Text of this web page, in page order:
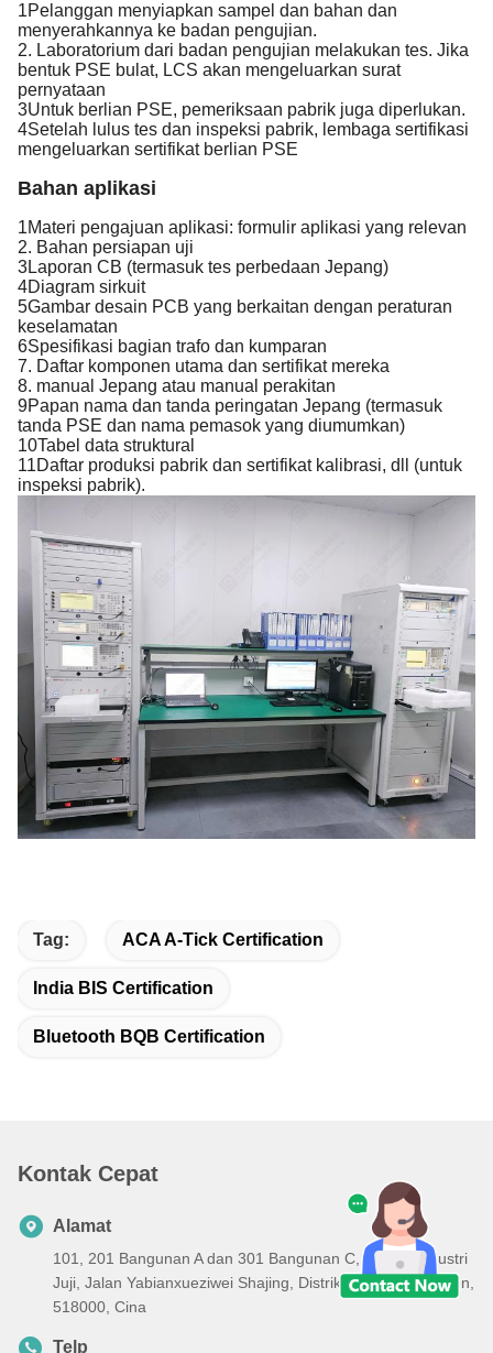
1Pelanggan menyiapkan sampel dan bahan dan
menyerahkannya ke badan pengujian.
2. Laboratorium dari badan pengujian melakukan tes. Jika
bentuk PSE bulat, LCS akan mengeluarkan surat
pernyataan
3Untuk berlian PSE, pemeriksaan pabrik juga diperlukan.
4Setelah lulus tes dan inspeksi pabrik, lembaga sertifikasi
mengeluarkan sertifikat berlian PSE
Bahan aplikasi
1Materi pengajuan aplikasi: formulir aplikasi yang relevan
2. Bahan persiapan uji
3Laporan CB (termasuk tes perbedaan Jepang)
4Diagram sirkuit
5Gambar desain PCB yang berkaitan dengan peraturan
keselamatan
6Spesifikasi bagian trafo dan kumparan
7. Daftar komponen utama dan sertifikat mereka
8. manual Jepang atau manual perakitan
9Papan nama dan tanda peringatan Jepang (termasuk
tanda PSE dan nama pemasok yang diumumkan)
10Tabel data struktural
11Daftar produksi pabrik dan sertifikat kalibrasi, dll (untuk
inspeksi pabrik).
Tag: ACA A-Tick Certification
India BIS Certification